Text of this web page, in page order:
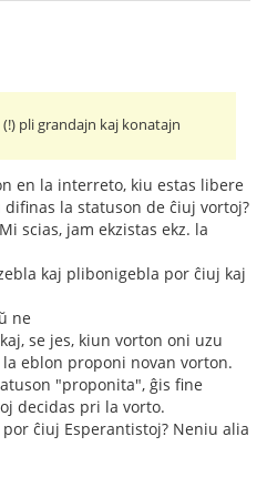
pli grandajn kaj konatajn
en la interreto, kiu estas libere
la statuson de ĉiuj vortoj?
scias, jam ekzistas ekz. la
kaj plibonigebla por ĉiuj kaj
ne
se jes, kiun vorton oni uzu
eblon proponi novan vorton.
"proponita", ĝis fine
decidas pri la vorto.
ĉiuj Esperantistoj? Neniu alia